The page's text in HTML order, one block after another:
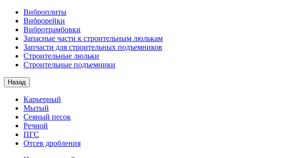
Виброплиты
Виброрейки
Вибротрамбовки
Запасные части к строительным люлькам
Запчасти для строительных подъемников
Строительные люльки
Строительные подъемники
Назад
Карьерный
Мытый
Сеяный песок
Речной
ПГС
Отсев дробления